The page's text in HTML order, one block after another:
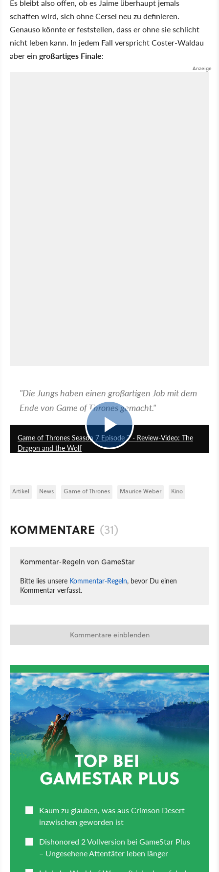
Es bleibt also offen, ob es Jaime überhaupt jemals
schaffen wird, sich ohne Cersei neu zu definieren.
Genauso könnte er feststellen, dass er ohne sie schlicht
nicht leben kann. In jedem Fall verspricht Coster-Waldau
aber ein großartiges Finale:
"Die Jungs haben einen großartigen Job mit dem
Ende von Game of Thrones gemacht."
Game of Thrones Season 7 Episode 7 - Review-Video: The
Dragon and the Wolf
Artikel News Game of Thrones Maurice Weber Kino
KOMMENTARE (31)
Kommentar-Regeln von GameStar
Bitte lies unsere Kommentar-Regeln, bevor Du einen
Kommentar verfasst.
Kommentare einblenden